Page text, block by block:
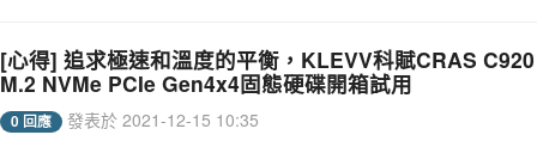
[心得] 追求極速和溫度的平衡，KLEVV科賦CRAS C920
M.2 NVMe PCIe Gen4x4固態硬碟開箱試用
0 回應 發表於 2021-12-15 10:35